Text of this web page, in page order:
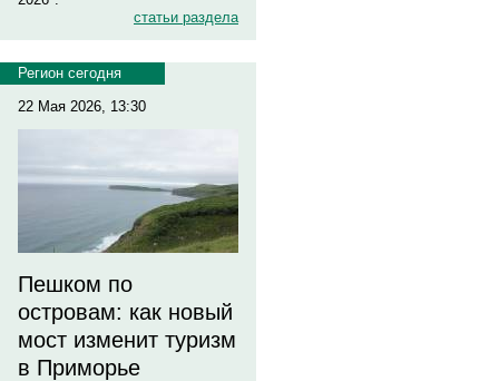
статьи раздела
Регион сегодня
22 Мая 2026, 13:30
Пешком по
островам: как новый
мост изменит туризм
в Приморье